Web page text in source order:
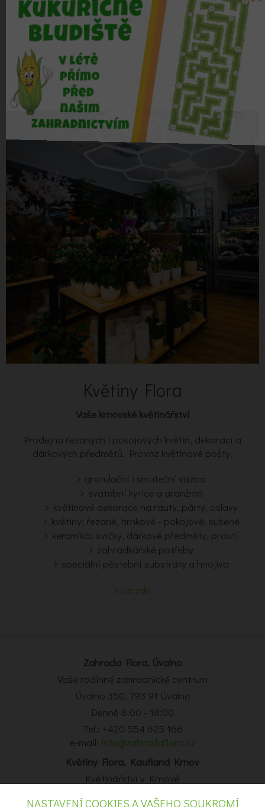
více zde
Květiny Flora
Vaše krnovské květinářství
Prodejna řezaných i pokojových květin, dekorací a
dárkových předmětů. Provoz květinové pošty.
gratulační i smuteční vazba
svatební kytice a aranžmá
květinové dekorace na rauty, párty, oslavy
květiny: řezané, hrnkové - pokojové, sušené
keramika, svíčky, dárkové předměty, proutí
zahrádkářské potřeby
speciální pěstební substráty a hnojiva
více zde
Zahrada Flora, Úvalno
Vaše rodinné zahradnické centrum
Úvalno 350, 793 91 Úvalno
Denně 8:00 - 18:00
Tel.: +420 554 625 166
e-mail: info@zahradaflora.cz
Květiny Flora, Kaufland Krnov
Květinářství v Krnově
Obchodní centrum Kaufland Krnov, Opavská 14, Krnov
NASTAVENÍ COOKIES A VAŠEHO SOUKROMÍ